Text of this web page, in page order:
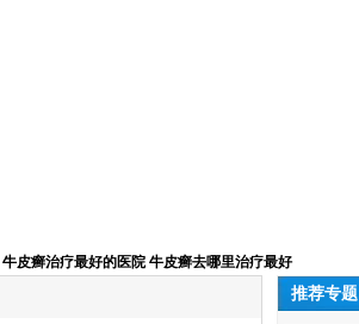
牛皮癣治疗最好的医院 牛皮癣去哪里治疗最好
推荐专题